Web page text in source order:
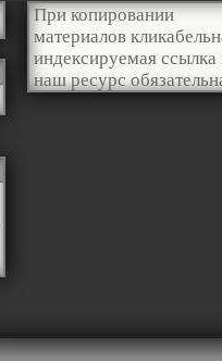
При копировании
материалов
индексируемая ссылка
наш ресурс